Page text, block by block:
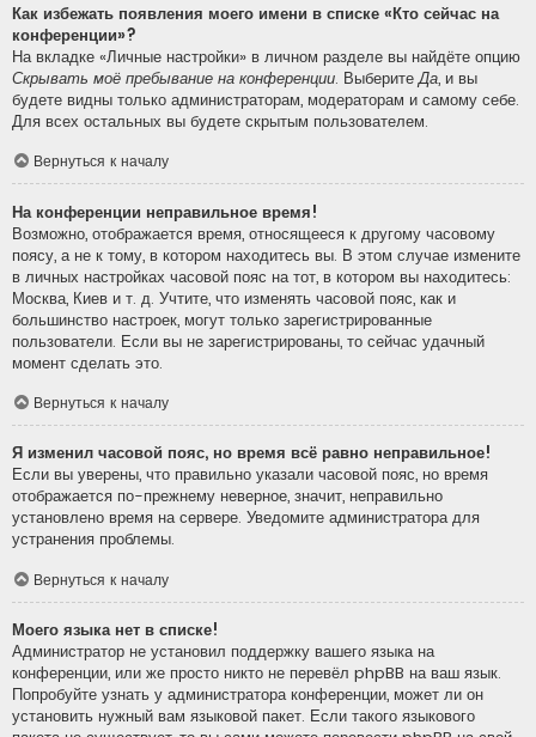
Как избежать появления моего имени в списке «Кто сейчас на
конференции»?
На вкладке «Личные настройки» в личном разделе вы найдёте опцию
Скрывать моё пребывание на конференции. ВыберитеДа, и вы
будете видны только администраторам, модераторам и самому себе.
Для всех остальных вы будете скрытым пользователем.
Вернуться к началу
На конференции неправильное время!
Возможно, отображается время, относящееся к другому часовому
поясу, а не к тому, в котором находитесь вы. В этом случае измените
в личных настройках часовой пояс на тот, в котором вы находитесь:
Москва, Киев и т. д. Учтите, что изменять часовой пояс, как и
большинство настроек, могут только зарегистрированные
пользователи. Если вы не зарегистрированы, то сейчас удачный
момент сделать это.
Вернуться к началу
Я изменил часовой пояс, но время всё равно неправильное!
Если вы уверены, что правильно указали часовой пояс, но время
отображается по-прежнему неверное, значит, неправильно
установлено время на сервере. Уведомите администратора для
устранения проблемы.
Вернуться к началу
Моего языка нет в списке!
Администратор не установил поддержку вашего языка на
конференции, или же просто никто не перевёл phpBB на ваш язык.
Попробуйте узнать у администратора конференции, может ли он
установить нужный вам языковой пакет. Если такого языкового